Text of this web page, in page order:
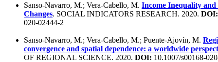
Sanso-Navarro, M.; Vera-Cabello, M. Income Inequality and
Changes. SOCIAL INDICATORS RESEARCH. 2020. DOI:
020-02444-2
Sanso-Navarro, M.; Vera-Cabello, M.; Puente-Ajovín, M.
convergence and spatial dependence: a worldwide
OF REGIONAL SCIENCE. 2020. DOI: 10.1007/s00168-